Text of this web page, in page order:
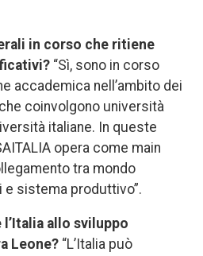
in corso che ritiene
“Sì, sono in corso
accademica nell’ambito dei
coinvolgono università
italiane. In queste
opera come main
tra mondo
sistema produttivo”.
allo sviluppo
Leone? “L’Italia può